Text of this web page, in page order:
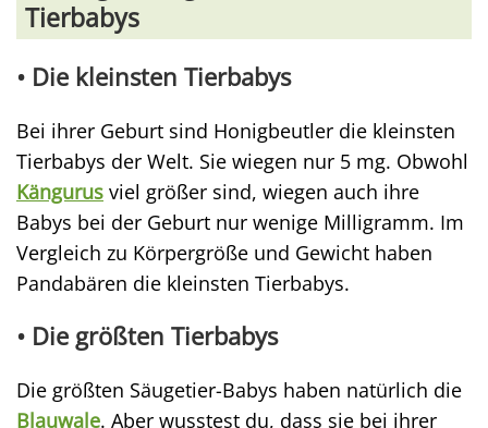
Tierbabys
• Die kleinsten Tierbabys
Bei ihrer Geburt sind Honigbeutler die kleinsten
Tierbabys der Welt. Sie wiegen nur 5 mg. Obwohl
Kängurus viel größer sind, wiegen auch ihre
Babys bei der Geburt nur wenige Milligramm. Im
Vergleich zu Körpergröße und Gewicht haben
Pandabären die kleinsten Tierbabys.
• Die größten Tierbabys
Die größten Säugetier-Babys haben natürlich die
Blauwale. Aber wusstest du, dass sie bei ihrer